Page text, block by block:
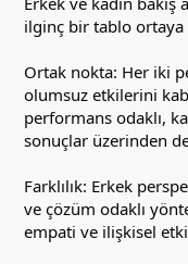
ilginç bir tablo ortaya
Ortak nokta: Her iki
olumsuz etkilerini
performans odaklı,
sonuçlar üzerinden
Farklılık: Erkek
ve çözüm odaklı
empati ve ilişkisel